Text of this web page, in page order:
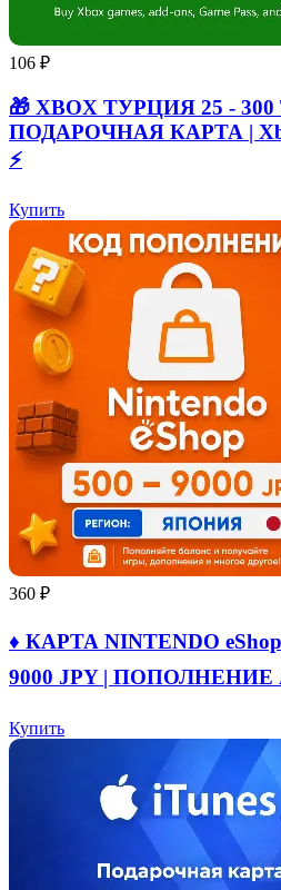
106 ₽
🎁 XBOX ТУРЦИЯ 25 - 300
ПОДАРОЧНАЯ КАРТА |
⚡
Купить
360 ₽
♦️ КАРТА NINTENDO
9000 JPY | ПОПОЛНЕНИЕ
Купить